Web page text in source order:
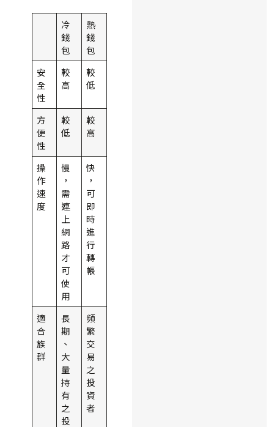
冷
錢
包
熱
錢
包
安
全
性
較
高
較
低
方
便
性
較
低
較
高
操
作
速
度
慢
，
需
連
上
網
路
才
可
使
用
快
，
可
即
時
進
行
轉
帳
適
合
族
群
長
期
、
大
量
持
有
之
投
頻
繁
交
易
之
投
資
者